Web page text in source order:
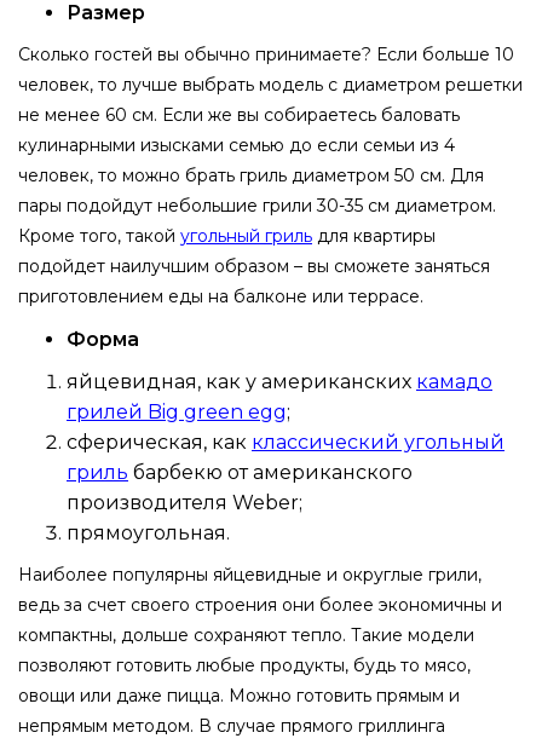
Размер
Сколько гостей вы обычно принимаете? Если больше 10
человек, то лучше выбрать модель с диаметром решетки
не менее 60 см. Если же вы собираетесь баловать
кулинарными изысками семью до если семьи из 4
человек, то можно брать гриль диаметром 50 см. Для
пары подойдут небольшие грили 30-35 см диаметром.
Кроме того, такой угольный гриль для квартиры
подойдет наилучшим образом – вы сможете заняться
приготовлением еды на балконе или террасе.
Форма
яйцевидная, как у американских камадо
грилей Big green egg;
сферическая, как классический угольный
гриль барбекю от американского
производителя Weber;
прямоугольная.
Наиболее популярны яйцевидные и округлые грили,
ведь за счет своего строения они более экономичны и
компактны, дольше сохраняют тепло. Такие модели
позволяют готовить любые продукты, будь то мясо,
овощи или даже пицца. Можно готовить прямым и
непрямым методом. В случае прямого гриллинга